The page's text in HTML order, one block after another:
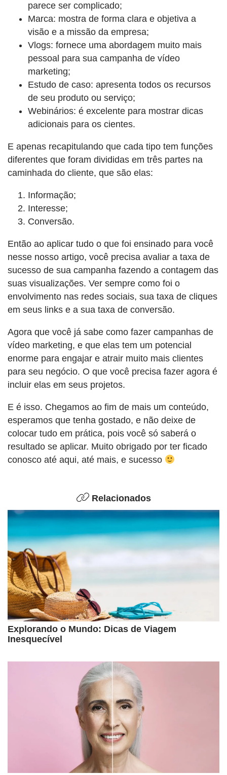
parece ser complicado;
Marca: mostra de forma clara e objetiva a
visão e a missão da empresa;
Vlogs: fornece uma abordagem muito mais
pessoal para sua campanha de vídeo
marketing;
Estudo de caso: apresenta todos os recursos
de seu produto ou serviço;
Webinários: é excelente para mostrar dicas
adicionais para os cientes.
E apenas recapitulando que cada tipo tem funções
diferentes que foram divididas em três partes na
caminhada do cliente, que são elas:
Informação;
Interesse;
Conversão.
Então ao aplicar tudo o que foi ensinado para você
nesse nosso artigo, você precisa avaliar a taxa de
sucesso de sua campanha fazendo a contagem das
suas visualizações. Ver sempre como foi o
envolvimento nas redes sociais, sua taxa de cliques
em seus links e a sua taxa de conversão.
Agora que você já sabe como fazer campanhas de
vídeo marketing, e que elas tem um potencial
enorme para engajar e atrair muito mais clientes
para seu negócio. O que você precisa fazer agora é
incluir elas em seus projetos.
E é isso. Chegamos ao fim de mais um conteúdo,
esperamos que tenha gostado, e não deixe de
colocar tudo em prática, pois você só saberá o
resultado se aplicar. Muito obrigado por ter ficado
conosco até aqui, até mais, e sucesso
Relacionados
Explorando o Mundo: Dicas de Viagem
Inesquecível